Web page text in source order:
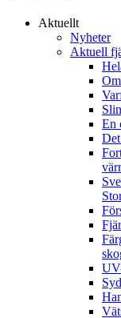
Aktuellt
Nyheter
Aktuell
En